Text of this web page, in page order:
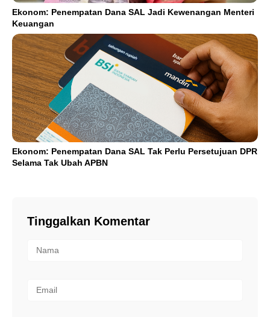
Ekonom: Penempatan Dana SAL Jadi Kewenangan Menteri
Keuangan
Ekonom: Penempatan Dana SAL Tak Perlu Persetujuan DPR
Selama Tak Ubah APBN
Tinggalkan Komentar